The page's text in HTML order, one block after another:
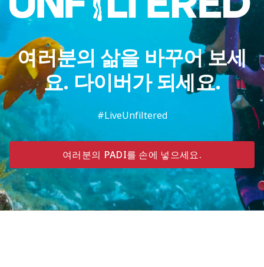
여러분의 삶을 바꾸어 보세
요. 다이버가 되세요.
#LiveUnfiltered
여러분의 PADI를 손에 넣으세요.